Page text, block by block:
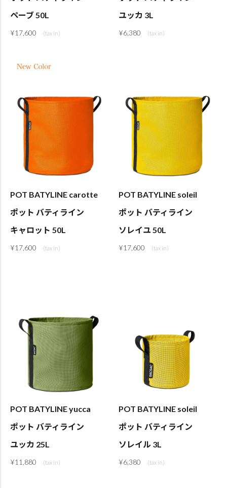
ペーブ 50L
¥17,600
ユッカ 3L
¥6,380
POT BATYLINE carotte
ポット バティライン
キャロット 50L
¥17,600
POT BATYLINE soleil
ポット バティライン
ソレイユ 50L
¥17,600
POT BATYLINE yucca
ポット バティライン
ユッカ 25L
¥11,880
POT BATYLINE soleil
ポット バティライン
ソレイル 3L
¥6,380